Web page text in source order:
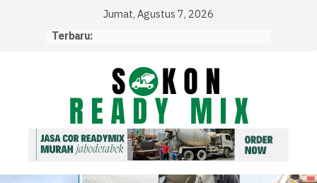
Jumat, Agustus 7, 2026
Terbaru: